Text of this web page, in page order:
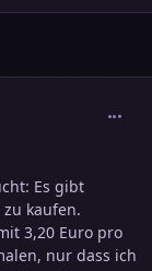
Es gibt
kaufen.
3,20 Euro pro
nur dass ich